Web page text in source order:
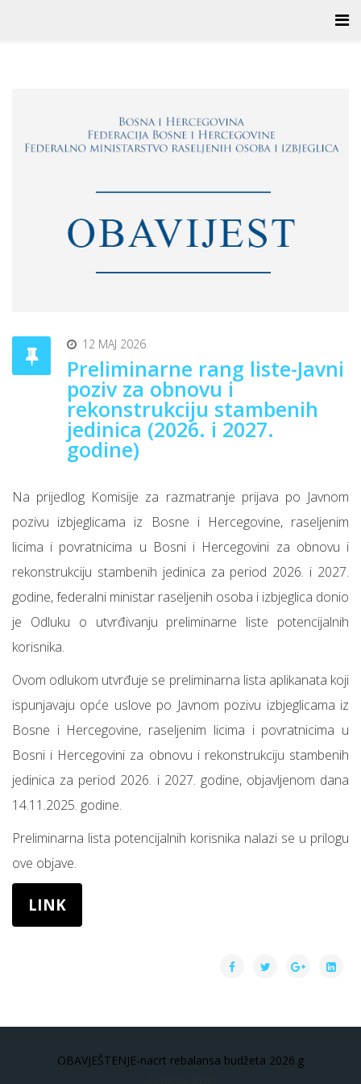
12 MAJ 2026
Preliminarne rang liste-Javni
poziv za obnovu i
rekonstrukciju stambenih
jedinica (2026. i 2027.
godine)
Na prijedlog Komisije za razmatranje prijava po Javnom
pozivu izbjeglicama iz Bosne i Hercegovine, raseljenim
licima i povratnicima u Bosni i Hercegovini za obnovu i
rekonstrukciju stambenih jedinica za period 2026. i 2027.
godine, federalni ministar raseljenih osoba i izbjeglica donio
je Odluku o utvrđivanju preliminarne liste potencijalnih
korisnika.
Ovom odlukom utvrđuje se preliminarna lista aplikanata koji
ispunjavaju opće uslove po Javnom pozivu izbjeglicama iz
Bosne i Hercegovine, raseljenim licima i povratnicima u
Bosni i Hercegovini za obnovu i rekonstrukciju stambenih
jedinica za period 2026. i 2027. godine, objavljenom dana
14.11.2025. godine.
Preliminarna lista potencijalnih korisnika nalazi se u prilogu
ove objave.
LINK
OBAVJEŠTENJE-nacrt rebalansa budžeta 2026.g